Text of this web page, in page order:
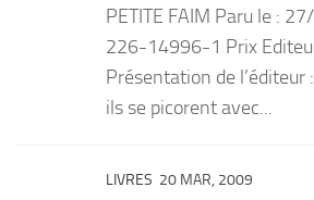
PETITE FAIM Paru le :
226-14996-1 Prix
Présentation de l’éditeur
ils se picorent avec...
LIVRES 20 MAR, 2009